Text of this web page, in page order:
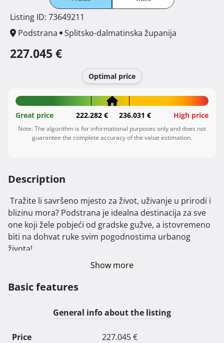
Listing ID: 73649211
Podstrana
Splitsko-dalmatinska županija
227.045 €
Optimal price
Great price 222.282 € 236.031 € High price
Note: The algorithm is for informational purposes only and does not
guarantee the complete accuracy of the value estimation.
Description
blizinu mora? Podstrana je idealna destinacija za sve
one koji žele pobjeći od gradske gužve, a istovremeno
biti na dohvat ruke svim pogodnostima urbanog
života!
metara od obale, nude modernu arhitekturu i
kupce. Lokacija je savršeno smještena u zelenilu, s lako
dostupnim sadržajima poput crkve, škole, jaslica i
prekrasnih plaža. Ovdje možete uživati u mirnom
Show more
Basic features
General info about the listing
Price 227.045 €